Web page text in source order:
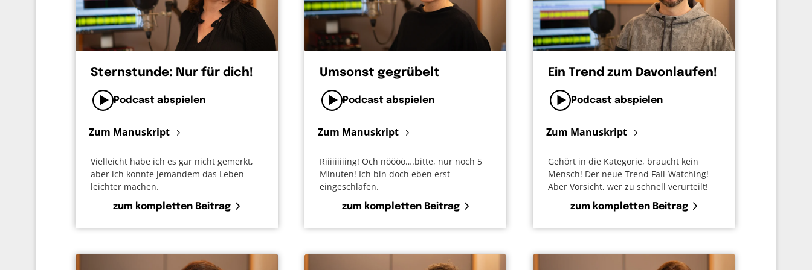
Sternstunde: Nur für dich!
Podcast abspielen
Zum Manuskript
Vielleicht habe ich es gar nicht gemerkt,
aber ich konnte jemandem das Leben
leichter machen.
zum kompletten Beitrag
Umsonst gegrübelt
Podcast abspielen
Zum Manuskript
Riiiiiiiiing! Och nöööö….bitte, nur noch 5
Minuten! Ich bin doch eben erst
eingeschlafen.
zum kompletten Beitrag
Ein Trend zum Davonlaufen!
Podcast abspielen
Zum Manuskript
Gehört in die Kategorie, braucht kein
Mensch! Der neue Trend Fail-Watching!
Aber Vorsicht, wer zu schnell verurteilt!
zum kompletten Beitrag